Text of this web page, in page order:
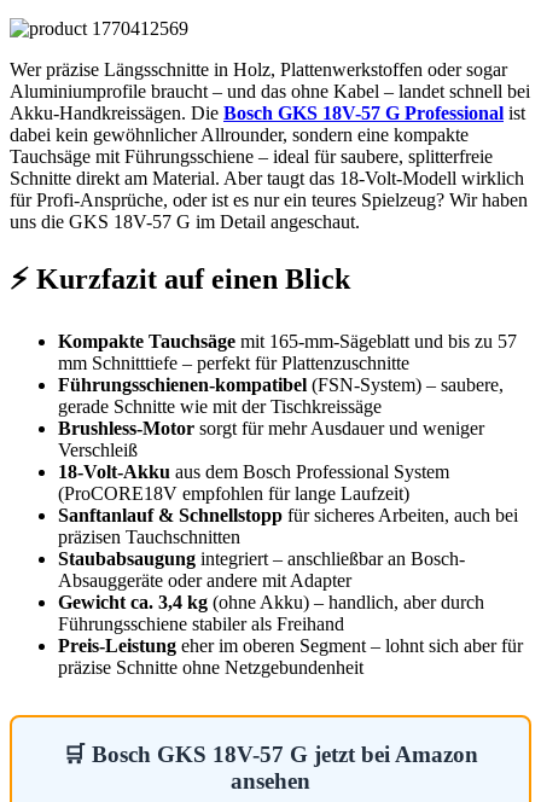
Wer präzise Längsschnitte in Holz, Plattenwerkstoffen oder sogar
Aluminiumprofile braucht – und das ohne Kabel – landet schnell bei
Akku-Handkreissägen. Die Bosch GKS 18V-57 G Professional ist
dabei kein gewöhnlicher Allrounder, sondern eine kompakte
Tauchsäge mit Führungsschiene – ideal für saubere, splitterfreie
Schnitte direkt am Material. Aber taugt das 18-Volt-Modell wirklich
für Profi-Ansprüche, oder ist es nur ein teures Spielzeug? Wir haben
uns die GKS 18V-57 G im Detail angeschaut.
⚡ Kurzfazit auf einen Blick
Kompakte Tauchsäge mit 165-mm-Sägeblatt und bis zu 57
mm Schnitttiefe – perfekt für Plattenzuschnitte
Führungsschienen-kompatibel (FSN-System) – saubere,
gerade Schnitte wie mit der Tischkreissäge
Brushless-Motor sorgt für mehr Ausdauer und weniger
Verschleiß
18-Volt-Akku aus dem Bosch Professional System
(ProCORE18V empfohlen für lange Laufzeit)
Sanftanlauf & Schnellstopp für sicheres Arbeiten, auch bei
präzisen Tauchschnitten
Staubabsaugung integriert – anschließbar an Bosch-
Absauggeräte oder andere mit Adapter
Gewicht ca. 3,4 kg (ohne Akku) – handlich, aber durch
Führungsschiene stabiler als Freihand
Preis-Leistung eher im oberen Segment – lohnt sich aber für
präzise Schnitte ohne Netzgebundenheit
🛒 Bosch GKS 18V-57 G jetzt bei Amazon
ansehen